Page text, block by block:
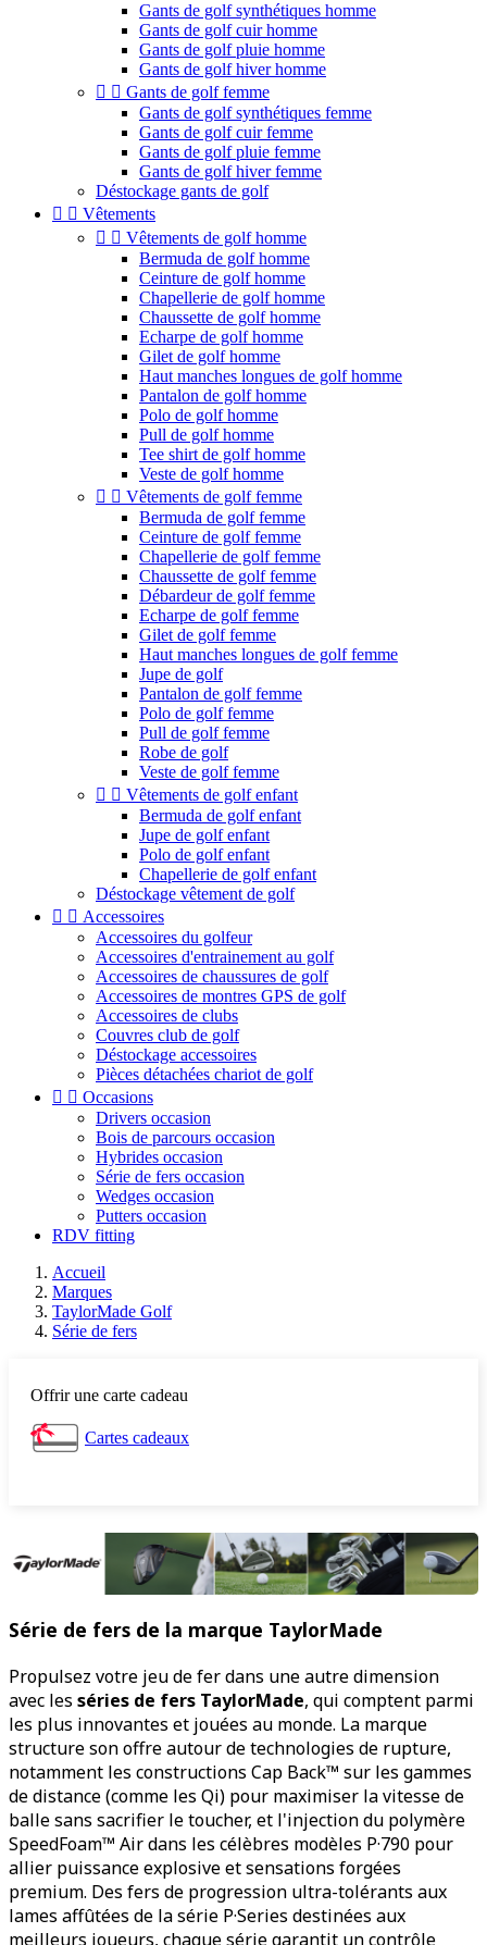
Gants de golf synthétiques homme
Gants de golf cuir homme
Gants de golf pluie homme
Gants de golf hiver homme
  Gants de golf femme
Gants de golf synthétiques femme
Gants de golf cuir femme
Gants de golf pluie femme
Gants de golf hiver femme
Déstockage gants de golf
  Vêtements
  Vêtements de golf homme
Bermuda de golf homme
Ceinture de golf homme
Chapellerie de golf homme
Chaussette de golf homme
Echarpe de golf homme
Gilet de golf homme
Haut manches longues de golf homme
Pantalon de golf homme
Polo de golf homme
Pull de golf homme
Tee shirt de golf homme
Veste de golf homme
  Vêtements de golf femme
Bermuda de golf femme
Ceinture de golf femme
Chapellerie de golf femme
Chaussette de golf femme
Débardeur de golf femme
Echarpe de golf femme
Gilet de golf femme
Haut manches longues de golf femme
Jupe de golf
Pantalon de golf femme
Polo de golf femme
Pull de golf femme
Robe de golf
Veste de golf femme
  Vêtements de golf enfant
Bermuda de golf enfant
Jupe de golf enfant
Polo de golf enfant
Chapellerie de golf enfant
Déstockage vêtement de golf
  Accessoires
Accessoires du golfeur
Accessoires d'entrainement au golf
Accessoires de chaussures de golf
Accessoires de montres GPS de golf
Accessoires de clubs
Couvres club de golf
Déstockage accessoires
Pièces détachées chariot de golf
  Occasions
Drivers occasion
Bois de parcours occasion
Hybrides occasion
Série de fers occasion
Wedges occasion
Putters occasion
RDV fitting
Accueil
Marques
TaylorMade Golf
Série de fers
Offrir une carte cadeau
Cartes cadeaux
Série de fers de la marque TaylorMade
Propulsez votre jeu de fer dans une autre dimension
avec les séries de fers TaylorMade, qui comptent parmi
les plus innovantes et jouées au monde. La marque
structure son offre autour de technologies de rupture,
notamment les constructions Cap Back™ sur les gammes
de distance (comme les Qi) pour maximiser la vitesse de
balle sans sacrifier le toucher, et l'injection du polymère
SpeedFoam™ Air dans les célèbres modèles P·790 pour
allier puissance explosive et sensations forgées
premium. Des fers de progression ultra-tolérants aux
lames affûtées de la série P·Series destinées aux
meilleurs joueurs, chaque série garantit un contrôle